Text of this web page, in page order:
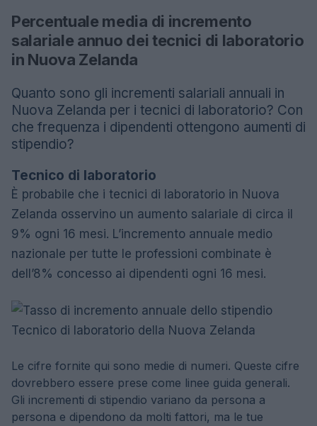
Percentuale media di incremento
salariale annuo dei tecnici di laboratorio
in Nuova Zelanda
Quanto sono gli incrementi salariali annuali in
Nuova Zelanda per i tecnici di laboratorio? Con
che frequenza i dipendenti ottengono aumenti di
stipendio?
Tecnico di laboratorio
È probabile che i tecnici di laboratorio in Nuova
Zelanda osservino un aumento salariale di circa il
9% ogni 16 mesi. L’incremento annuale medio
nazionale per tutte le professioni combinate è
dell’8% concesso ai dipendenti ogni 16 mesi.
Le cifre fornite qui sono medie di numeri. Queste cifre
dovrebbero essere prese come linee guida generali.
Gli incrementi di stipendio variano da persona a
persona e dipendono da molti fattori, ma le tue